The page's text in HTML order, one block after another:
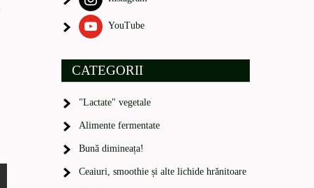
YouTube
CATEGORII
"Lactate" vegetale
Alimente fermentate
Bună dimineața!
Ceaiuri, smoothie și alte lichide hrănitoare